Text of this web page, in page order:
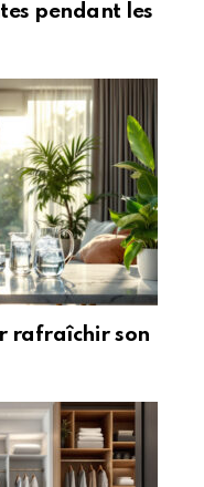
pendant les
rafraîchir son